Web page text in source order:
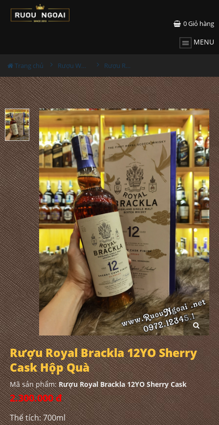
0Giỏ hàng
MENU
Trang chủ Rượu Whisky Rượu Royal Brackla 12YO Sherry Cask Hộp Quà
Rượu Royal Brackla 12YO Sherry
Cask Hộp Quà
Mã sản phẩm:Rượu Royal Brackla 12YO Sherry Cask
2.300.000 đ
Thể tích: 700ml